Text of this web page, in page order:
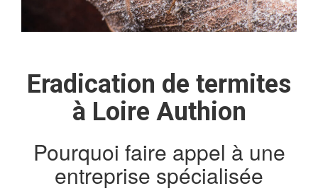
Eradication de termites
à Loire Authion
Pourquoi faire appel à une
entreprise spécialisée